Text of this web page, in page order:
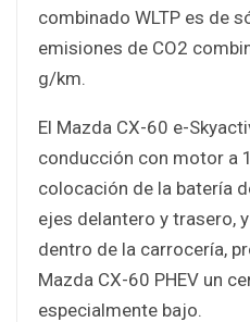
combinado WLTP es de
emisiones de CO2
g/km.
El Mazda CX-60 e-
conducción con motor a
colocación de la batería
ejes delantero y trasero,
dentro de la carrocería,
Mazda CX-60 PHEV un
especialmente bajo.